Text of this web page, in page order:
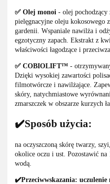
✅ Olej monoi - olej pochodzący
pielęgnacyjne oleju kokosowego
gardenii. Wspaniale nawilża i
egzotyczny zapach. Ekstrakt z
właściwości łagodzące i
✅ COBIOLIFT™ -
Dzięki wysokiej zawartości
filmotwórcze i nawilżające.
skóry, natychmiastowe
zmarszczek w obszarze kurzych
✔️Sposób użycia:
na oczyszczoną skórę twarzy,
okolice oczu i ust. Pozostawić
wodą.
✔️Przeciwwskazania: